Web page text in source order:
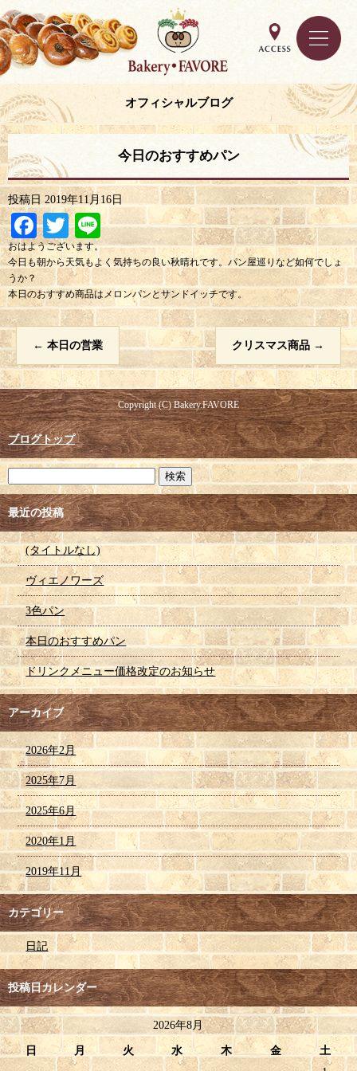
オフィシャルブログ
今日のおすすめパン
投稿日 2019年11月16日
Facebook
Twitter
Line
おはようございます。
今日も朝から天気もよく気持ちの良い秋晴れです。パン屋巡りなど如何でしょ
うか？
本日のおすすめ商品はメロンパンとサンドイッチです。
← 本日の営業 クリスマス商品 →
Copyright (C) Bakery.FAVORE
ブログトップ
最近の投稿
(タイトルなし)
ヴィエノワーズ
3色パン
本日のおすすめパン
ドリンクメニュー価格改定のお知らせ
アーカイブ
2026年2月
2025年7月
2025年6月
2020年1月
2019年11月
カテゴリー
日記
投稿日カレンダー
2026年8月
日 月 火 水 木 金
土